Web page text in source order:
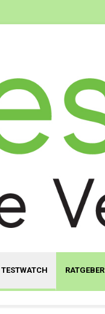
TESTWATCH RATGEBER